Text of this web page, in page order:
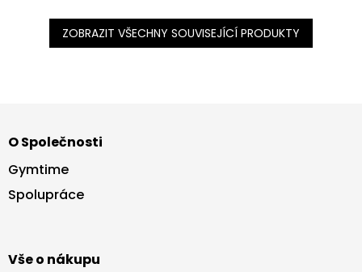
ZOBRAZIT VŠECHNY SOUVISEJÍCÍ PRODUKTY
p
a
O Společnosti
Gymtime
Spolupráce
Vše o nákupu